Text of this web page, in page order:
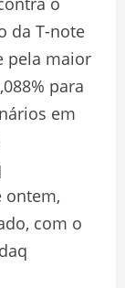
da T-note
pela maior
para
em
ontem,
com o